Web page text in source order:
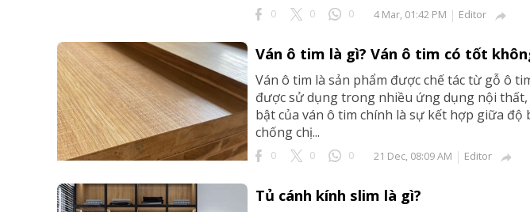
0 0 0 4 Mar, 01:42 PM Editor 
Ván ô tim là gì? Ván ô tim có tốt
Ván ô tim là sản phẩm được chế tác từ gỗ ô
được sử dụng trong nhiều ứng dụng nội
bật của ván ô tim chính là sự kết hợp giữa
chống chị...
0 0 0 21 Dec, 08:09 AM Editor 
Tủ cánh kính slim là gì?